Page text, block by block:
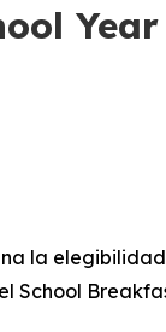
Year
la
School